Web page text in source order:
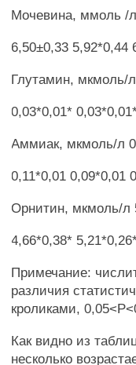
Мочевина, ммоль /
6,50±0,33 5,92*0,44
Глутамин, мкмоль/
0,03*0,01*
Аммиак, мкмоль/л
0,11*0,01 0,09*0,01
Орнитин, мкмоль/л
4,66*0,38*
Примечание:
различия
кроликами,
Как видно из
несколько